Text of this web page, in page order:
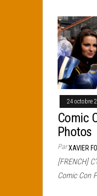
24 octobre
Comic
Photos
ParXAVIER
[FRENCH]
Comic Con